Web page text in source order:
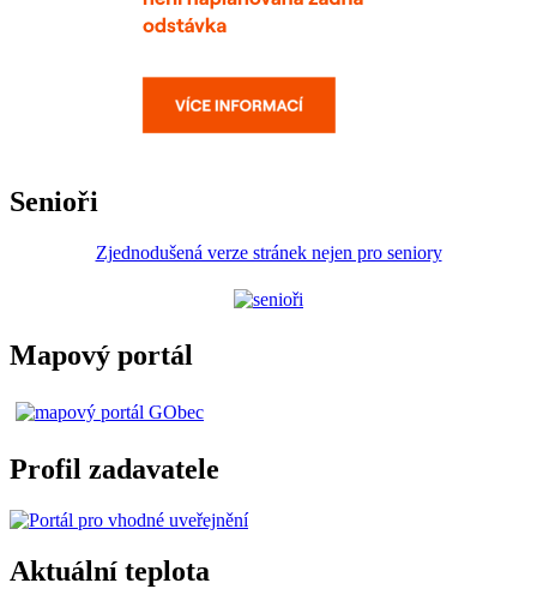
Senioři
Zjednodušená verze stránek nejen pro seniory
Mapový portál
Profil zadavatele
Aktuální teplota